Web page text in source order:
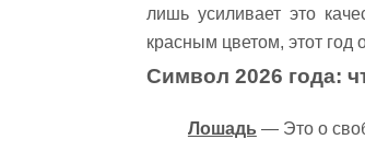
лишь усиливает это
красным цветом, этот
Символ 2026 года:
Лошадь — Это о